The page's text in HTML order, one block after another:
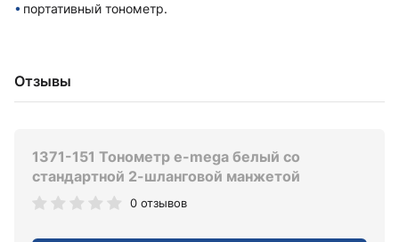
портативный тонометр.
Отзывы
1371-151 Тонометр e-mega белый со
стандартной 2-шланговой манжетой
0 отзывов